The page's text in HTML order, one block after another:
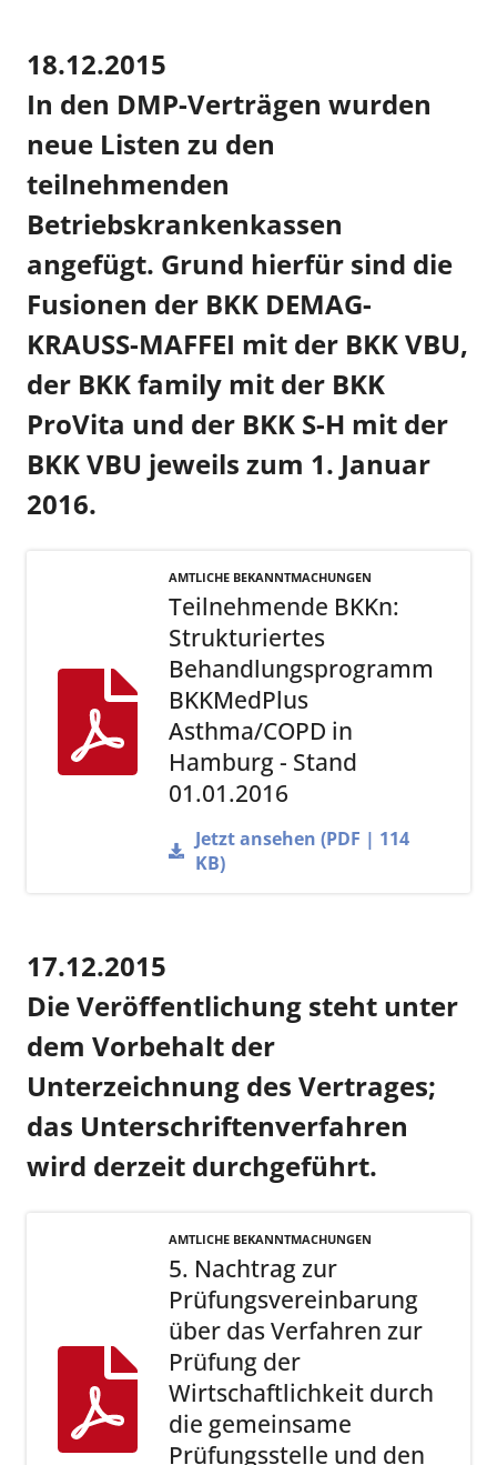
18.12.2015
In den DMP-Verträgen wurden
neue Listen zu den
teilnehmenden
Betriebskrankenkassen
angefügt. Grund hierfür sind die
Fusionen der BKK DEMAG-
KRAUSS-MAFFEI mit der BKK VBU,
der BKK family mit der BKK
ProVita und der BKK S-H mit der
BKK VBU jeweils zum 1. Januar
2016.
AMTLICHE BEKANNTMACHUNGEN
Teilnehmende BKKn:
Strukturiertes
Behandlungsprogramm
BKKMedPlus
Asthma/COPD in
Hamburg - Stand
01.01.2016
Jetzt ansehen (PDF | 114
KB)
17.12.2015
Die Veröffentlichung steht unter
dem Vorbehalt der
Unterzeichnung des Vertrages;
das Unterschriftenverfahren
wird derzeit durchgeführt.
AMTLICHE BEKANNTMACHUNGEN
5. Nachtrag zur
Prüfungsvereinbarung
über das Verfahren zur
Prüfung der
Wirtschaftlichkeit durch
die gemeinsame
Prüfungsstelle und den